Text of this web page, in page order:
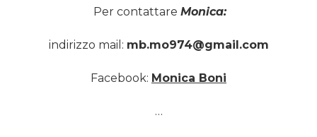
Per contattare Monica:
indirizzo mail: mb.mo974@gmail.com
Facebook: Monica Boni
…